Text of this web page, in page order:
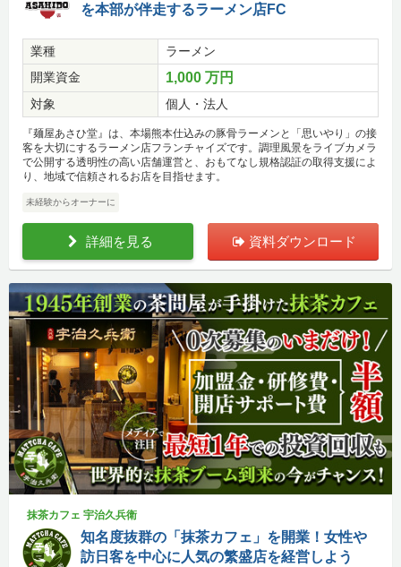
を本部が伴走するラーメン店FC
業種
ラーメン
開業資金
1,000 万円
対象 個人・法人
『麺屋あさひ堂』は、本場熊本仕込みの豚骨ラーメンと「思いやり」の接
客を大切にするラーメン店フランチャイズです。調理風景をライブカメラ
で公開する透明性の高い店舗運営と、おもてなし規格認証の取得支援によ
り、地域で信頼されるお店を目指せます。
未経験からオーナーに
詳細を見る 資料ダウンロード
抹茶カフェ 宇治久兵衛
知名度抜群の「抹茶カフェ」を開業！女性や
訪日客を中心に人気の繁盛店を経営しよう